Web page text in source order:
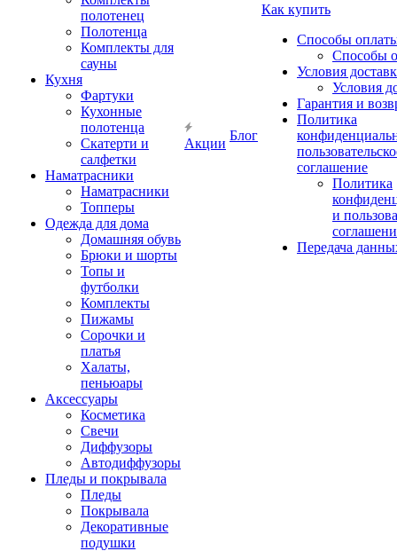
полотенец
Полотенца
Комплекты для
сауны
Кухня
Фартуки
Кухонные
полотенца
Скатерти и
салфетки
Наматрасники
Наматрасники
Топперы
Одежда для дома
Домашняя обувь
Брюки и шорты
Топы и
футболки
Комплекты
Пижамы
Сорочки и
платья
Халаты,
пеньюары
Аксессуары
Косметика
Свечи
Диффузоры
Автодиффузоры
Пледы и покрывала
Пледы
Покрывала
Декоративные
подушки
Акции
Блог
Как купить
Способы
Способы
Условия
Условия
Гарантия и
Политика
соглашение
Политика
и
Передача